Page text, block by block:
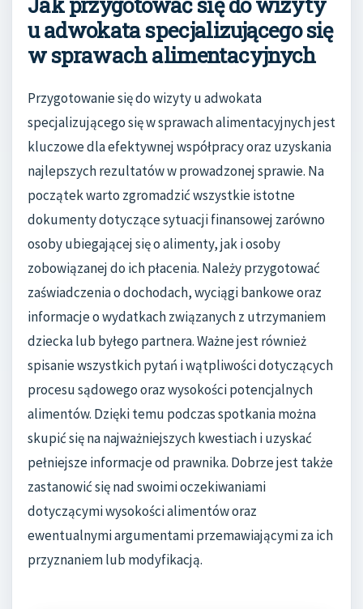
u adwokata specjalizującego się
w sprawach alimentacyjnych
Przygotowanie się do wizyty u adwokata
specjalizującego się w sprawach alimentacyjnych jest
kluczowe dla efektywnej współpracy oraz uzyskania
najlepszych rezultatów w prowadzonej sprawie. Na
początek warto zgromadzić wszystkie istotne
dokumenty dotyczące sytuacji finansowej zarówno
osoby ubiegającej się o alimenty, jak i osoby
zobowiązanej do ich płacenia. Należy przygotować
zaświadczenia o dochodach, wyciągi bankowe oraz
informacje o wydatkach związanych z utrzymaniem
dziecka lub byłego partnera. Ważne jest również
spisanie wszystkich pytań i wątpliwości dotyczących
procesu sądowego oraz wysokości potencjalnych
alimentów. Dzięki temu podczas spotkania można
skupić się na najważniejszych kwestiach i uzyskać
pełniejsze informacje od prawnika. Dobrze jest także
zastanowić się nad swoimi oczekiwaniami
dotyczącymi wysokości alimentów oraz
ewentualnymi argumentami przemawiającymi za ich
przyznaniem lub modyfikacją.